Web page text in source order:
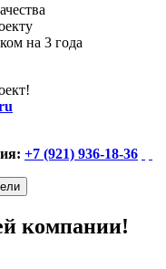
на 3 года
+7 (921) 936-18-36
компании!